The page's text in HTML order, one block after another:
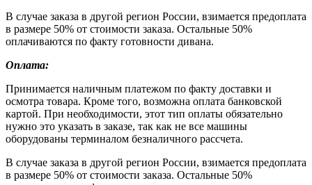
В случае заказа в другой регион России, взимается предоплата
в размере 50% от стоимости заказа. Остальные 50%
оплачиваются по факту готовности дивана.
Оплата:
Принимается наличным платежом по факту доставки и
осмотра товара. Кроме того, возможна оплата банковской
картой. При необходимости, этот тип оплаты обязательно
нужно это указать в заказе, так как не все машины
оборудованы терминалом безналичного рассчета.
В случае заказа в другой регион России, взимается предоплата
в размере 50% от стоимости заказа. Остальные 50%